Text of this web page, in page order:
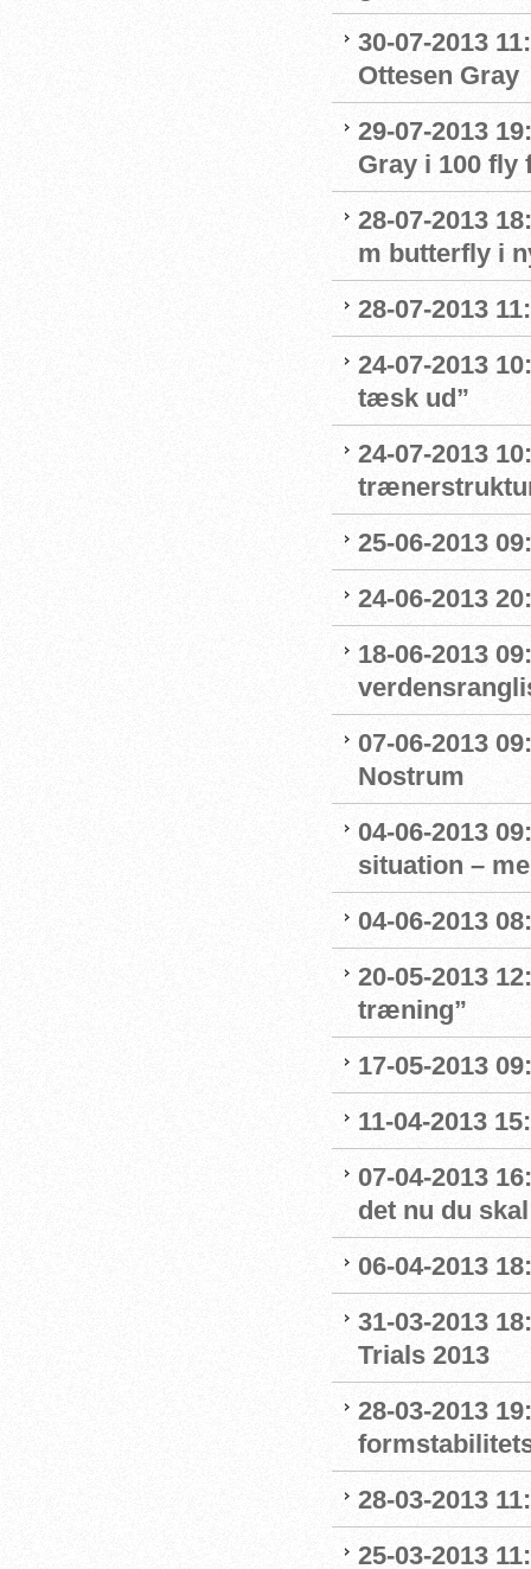
30-07-2013
Ottesen Gray
29-07-2013
Gray i 100 fly
28-07-2013
m butterfly i
28-07-2013
24-07-2013
tæsk ud”
24-07-2013
25-06-2013
24-06-2013
18-06-2013
07-06-2013
Nostrum
04-06-2013
situation –
04-06-2013
20-05-2013
træning”
17-05-2013
11-04-2013
07-04-2013
det nu du
06-04-2013
31-03-2013
Trials 2013
28-03-2013
28-03-2013
25-03-2013